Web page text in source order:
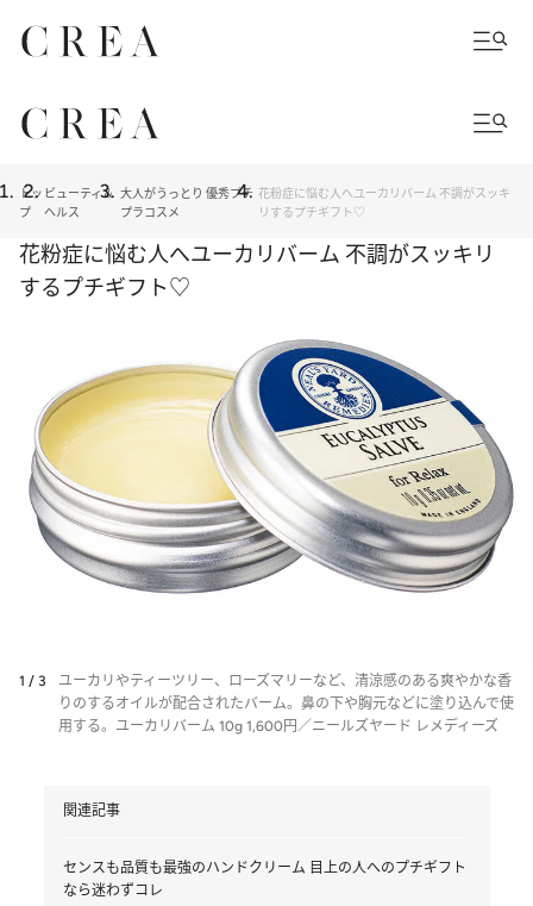
トッ
プ
ビューティ＆
ヘルス
大人がうっとり 優秀プチ
プラコスメ
花粉症に悩む人へユーカリバーム 不調がスッキ
リするプチギフト♡
花粉症に悩む人へユーカリバーム 不調がスッキリ
するプチギフト♡
1 / 3
ユーカリやティーツリー、ローズマリーなど、清涼感のある爽やかな香
りのするオイルが配合されたバーム。鼻の下や胸元などに塗り込んで使
用する。ユーカリバーム 10g 1,600円／ニールズヤード レメディーズ
関連記事
センスも品質も最強のハンドクリーム 目上の人へのプチギフト
なら迷わずコレ